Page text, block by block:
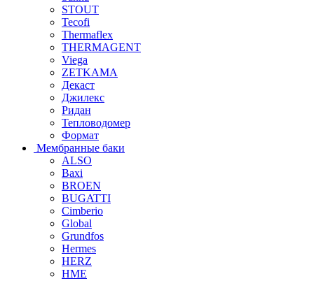
STOUT
Tecofi
Thermaflex
THERMAGENT
Viega
ZETKAMA
Декаст
Джилекс
Ридан
Тепловодомер
Формат
Мембранные баки
ALSO
Baxi
BROEN
BUGATTI
Cimberio
Global
Grundfos
Hermes
HERZ
HME